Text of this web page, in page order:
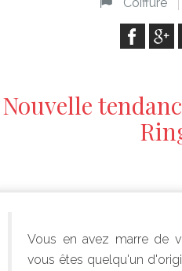
Nouvelle
Vous en avez marre de
vous êtes quelqu'un